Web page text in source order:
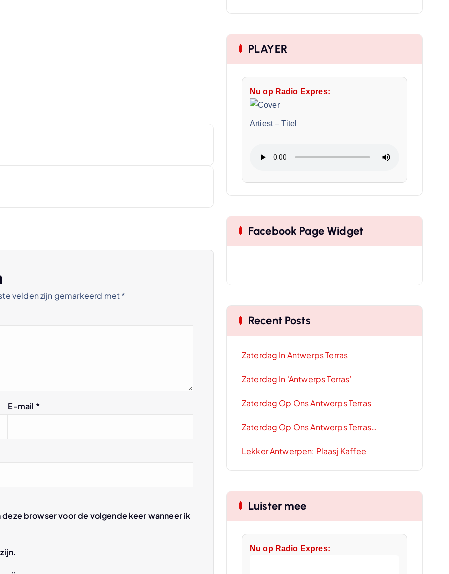
velden zijn gemarkeerd met*
E-mail *
browser voor de volgende keer wanneer ik
PLAYER
Nu op Radio Expres:
Artiest–Titel
Facebook Page Widget
Recent Posts
Zaterdag In Antwerps Terras
Zaterdag In ‘Antwerps Terras’
Zaterdag Op Ons Antwerps Terras
Zaterdag Op Ons Antwerps Terras…
Lekker Antwerpen: Plaasj Kaffee
Luister mee
Nu op Radio Expres: